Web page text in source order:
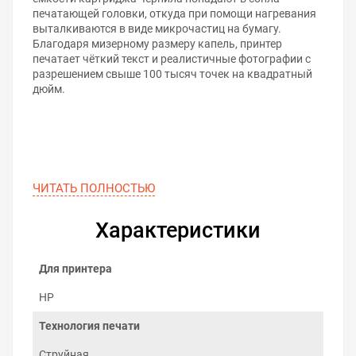
печатающей головки, откуда при помощи нагревания
выталкиваются в виде микрочастиц на бумагу.
Благодаря мизерному размеру капель, принтер
печатает чёткий текст и реалистичные фотографии с
разрешением свыше 100 тысяч точек на квадратный
дюйм.
ЧИТАТЬ ПОЛНОСТЬЮ
Характеристики
Для принтера
HP
Технология печати